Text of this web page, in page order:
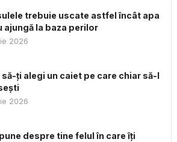
trebuie uscate astfel încât apa
ajungă la baza perilor
2026
să-ți alegi un caiet pe care chiar să-l
2026
despre tine felul în care îți